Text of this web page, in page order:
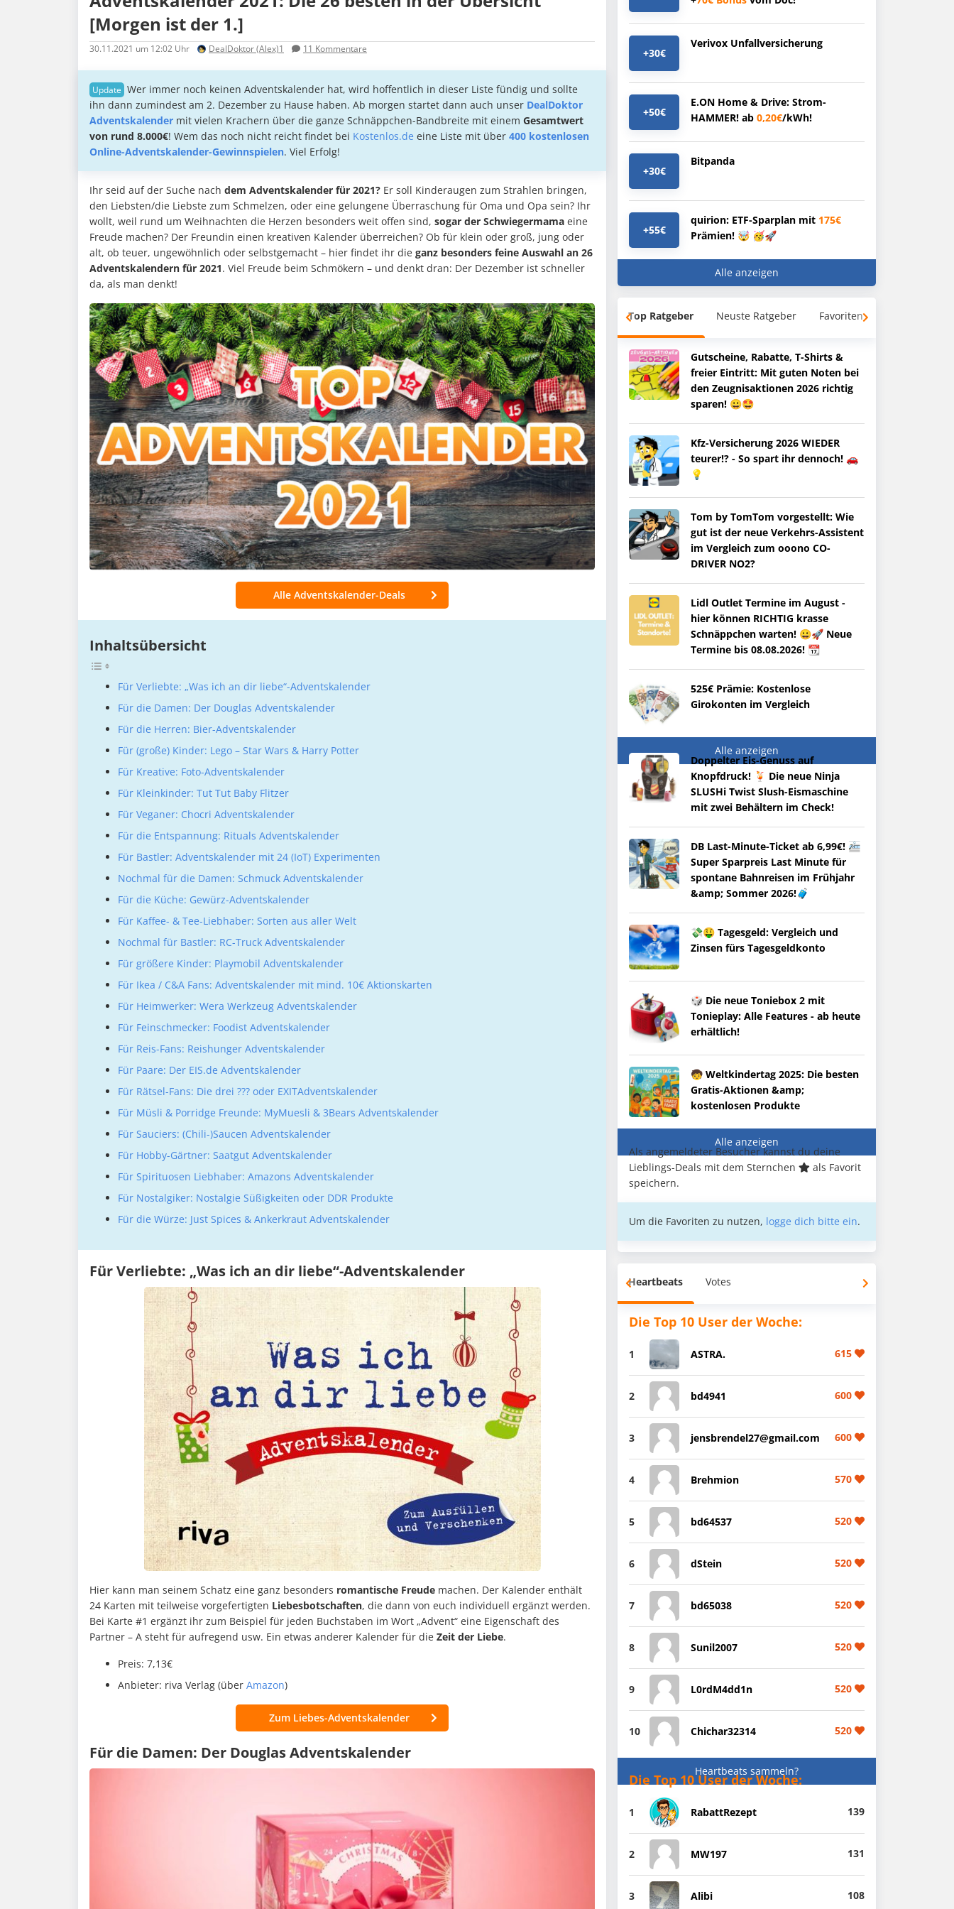
[Morgen ist der 1.]
30.11.2021 um 12:02 Uhr DealDoktor (Alex)1 11 Kommentare
Wer immer noch keinen Adventskalender hat, wird hoffentlich in dieser Liste fündig und sollte
ihn dann zumindest am 2. Dezember zu Hause haben. Ab morgen startet dann auch unser DealDoktor
Adventskalender mit vielen Krachern über die ganze Schnäppchen-Bandbreite mit einem Gesamtwert
von rund 8.000€! Wem das noch nicht reicht findet bei Kostenlos.de eine Liste mit über 400 kostenlosen
Online-Adventskalender-Gewinnspielen. Viel Erfolg!
Ihr seid auf der Suche nach dem Adventskalender für 2021? Er soll Kinderaugen zum Strahlen bringen,
den Liebsten/die Liebste zum Schmelzen, oder eine gelungene Überraschung für Oma und Opa sein? Ihr
wollt, weil rund um Weihnachten die Herzen besonders weit offen sind, sogar der Schwiegermama eine
Freude machen? Der Freundin einen kreativen Kalender überreichen? Ob für klein oder groß, jung oder
alt, ob teuer, ungewöhnlich oder selbstgemacht – hier findet ihr die ganz besonders feine Auswahl an 26
Adventskalendern für 2021. Viel Freude beim Schmökern – und denkt dran: Der Dezember ist schneller
da, als man denkt!
Alle Adventskalender-Deals
Inhaltsübersicht
Für Verliebte: „Was ich an dir liebe“-Adventskalender
Für die Damen: Der Douglas Adventskalender
Für die Herren: Bier-Adventskalender
Für (große) Kinder: Lego – Star Wars & Harry Potter
Für Kreative: Foto-Adventskalender
Für Kleinkinder: Tut Tut Baby Flitzer
Für Veganer: Chocri Adventskalender
Für die Entspannung: Rituals Adventskalender
Für Bastler: Adventskalender mit 24 (IoT) Experimenten
Nochmal für die Damen: Schmuck Adventskalender
Für die Küche: Gewürz-Adventskalender
Für Kaffee- & Tee-Liebhaber: Sorten aus aller Welt
Nochmal für Bastler: RC-Truck Adventskalender
Für größere Kinder: Playmobil Adventskalender
Für Ikea / C&A Fans: Adventskalender mit mind. 10€ Aktionskarten
Für Heimwerker: Wera Werkzeug Adventskalender
Für Feinschmecker: Foodist Adventskalender
Für Reis-Fans: Reishunger Adventskalender
Für Paare: Der EIS.de Adventskalender
Für Rätsel-Fans: Die drei ??? oder EXITAdventskalender
Für Müsli & Porridge Freunde: MyMuesli & 3Bears Adventskalender
Für Sauciers: (Chili-)Saucen Adventskalender
Für Hobby-Gärtner: Saatgut Adventskalender
Für Spirituosen Liebhaber: Amazons Adventskalender
Für Nos­t­al­gi­ker: Nostalgie Süßigkeiten oder DDR Produkte
Für die Würze: Just Spices & Ankerkraut Adventskalender
Für Verliebte: „Was ich an dir liebe“-Adventskalender
Hier kann man seinem Schatz eine ganz besonders romantische Freude machen. Der Kalender enthält
24 Karten mit teilweise vorgefertigten Liebesbotschaften, die dann von euch individuell ergänzt werden.
Bei Karte #1 ergänzt ihr zum Beispiel für jeden Buchstaben im Wort „Advent“ eine Eigenschaft des
Partner – A steht für aufregend usw. Ein etwas anderer Kalender für die Zeit der Liebe.
Preis: 7,13€
Anbieter: riva Verlag (über Amazon)
Zum Liebes-Adventskalender
Für die Damen: Der Douglas Adventskalender
+30€
Verivox Unfallversicherung
+50€
E.ON Home & Drive: Strom-
HAMMER! ab 0,20€/kWh!
+30€
Bitpanda
+55€
quirion: ETF-Sparplan mit 175€
Prämien! 🤯 🥳🚀
Alle anzeigen
Top Ratgeber Neuste Ratgeber Favoriten
Gutscheine, Rabatte, T-Shirts &
freier Eintritt: Mit guten Noten bei
den Zeugnisaktionen 2026 richtig
sparen! 😀🤩
Kfz-Versicherung 2026 WIEDER
teurer!? - So spart ihr dennoch! 🚗
💡
Tom by TomTom vorgestellt: Wie
gut ist der neue Verkehrs-Assistent
im Vergleich zum ooono CO-
DRIVER NO2?
Lidl Outlet Termine im August -
hier können RICHTIG krasse
Schnäppchen warten! 😀🚀 Neue
Termine bis 08.08.2026! 📆
525€ Prämie: Kostenlose
Girokonten im Vergleich
Alle anzeigen
Doppelter Eis-Genuss auf
Knopfdruck! 🍹 Die neue Ninja
SLUSHi Twist Slush-Eismaschine
mit zwei Behältern im Check!
DB Last-Minute-Ticket ab 6,99€! 🚈
Super Sparpreis Last Minute für
spontane Bahnreisen im Frühjahr
&amp; Sommer 2026!🧳
💸🤑 Tagesgeld: Vergleich und
Zinsen fürs Tagesgeldkonto
🎲 Die neue Toniebox 2 mit
Tonieplay: Alle Features - ab heute
erhältlich!
🧒 Weltkindertag 2025: Die besten
Gratis-Aktionen &amp;
kostenlosen Produkte
Alle anzeigen
Als angemeldeter Besucher kannst du deine
Lieblings-Deals mit dem Sternchen
als Favorit
speichern.
Um die Favoriten zu nutzen, logge dich bitte ein.
Heartbeats Votes
Die Top 10 User der Woche:
1 ASTRA. 615
2 bd4941 600
3 jensbrendel27@gmail.com 600
4 Brehmion 570
5 bd64537 520
6 dStein 520
7 bd65038 520
8 Sunil2007 520
9 L0rdM4dd1n 520
10 Chichar32314 520
Heartbeats sammeln?
Die Top 10 User der Woche:
1 RabattRezept 139
2 MW197 131
3 Alibi 108